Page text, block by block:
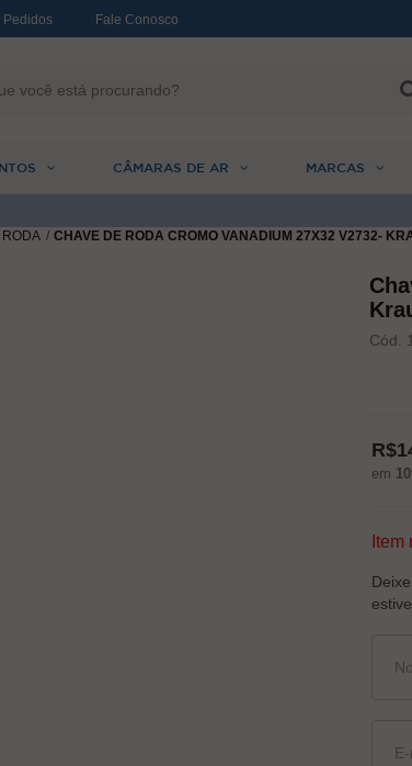
Pedidos Fale Conosco
CÂMARAS DE AR MARCAS
CHAVE DE RODA CROMO VANADIUM 27X32 V2732-
Cód.
em
Item